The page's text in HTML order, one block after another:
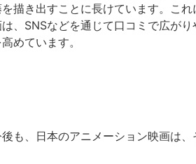
描き出すことに長けています。これ
、SNSなどを通じて口コミで広がり
めています。
も、日本のアニメーション映画は、